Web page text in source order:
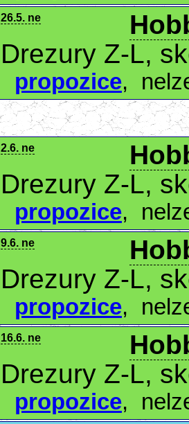
26.5. ne
Drezury Z-L,
propozice,
2.6. ne
Drezury Z-L,
propozice,
9.6. ne
Drezury Z-L,
propozice,
16.6. ne
Drezury Z-L,
propozice,